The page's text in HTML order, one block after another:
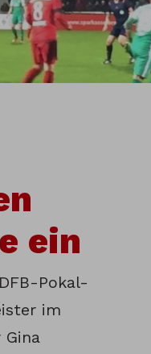
ein
Pokal-
im